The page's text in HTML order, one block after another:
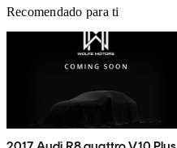
Recomendado para ti